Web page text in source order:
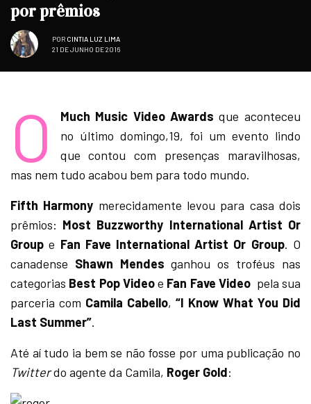
por prêmios
POR CINTIA LUZ LIMA
21 DE JUNHO DE 2016
O Much Music Video Awards que aconteceu
no último domingo,19, foi um evento lindo
que contou com presenças maravilhosas,
mas nem tudo acabou bem para todo mundo.
Fifth Harmony merecidamente levou para casa dois
prêmios: Most Buzzworthy International Artist Or
Group e Fan Fave International Artist Or Group. O
canadense Shawn Mendes ganhou os troféus nas
categorias Best Pop Videoe Fan Fave Video pela sua
parceria com Camila Cabello, “I Know What You Did
Last Summer”.
Até aí tudo ia bem se não fosse por uma publicação no
Twitterdo agente da Camila, Roger Gold: